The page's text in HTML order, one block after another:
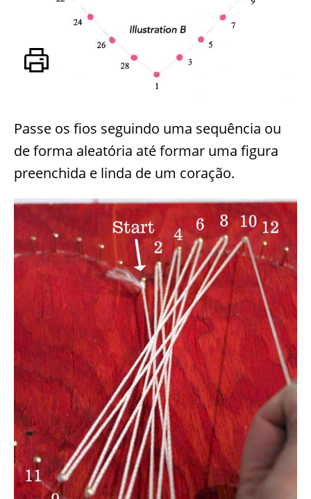
Passe os fios seguindo uma sequência ou
de forma aleatória até formar uma figura
preenchida e linda de um coração.